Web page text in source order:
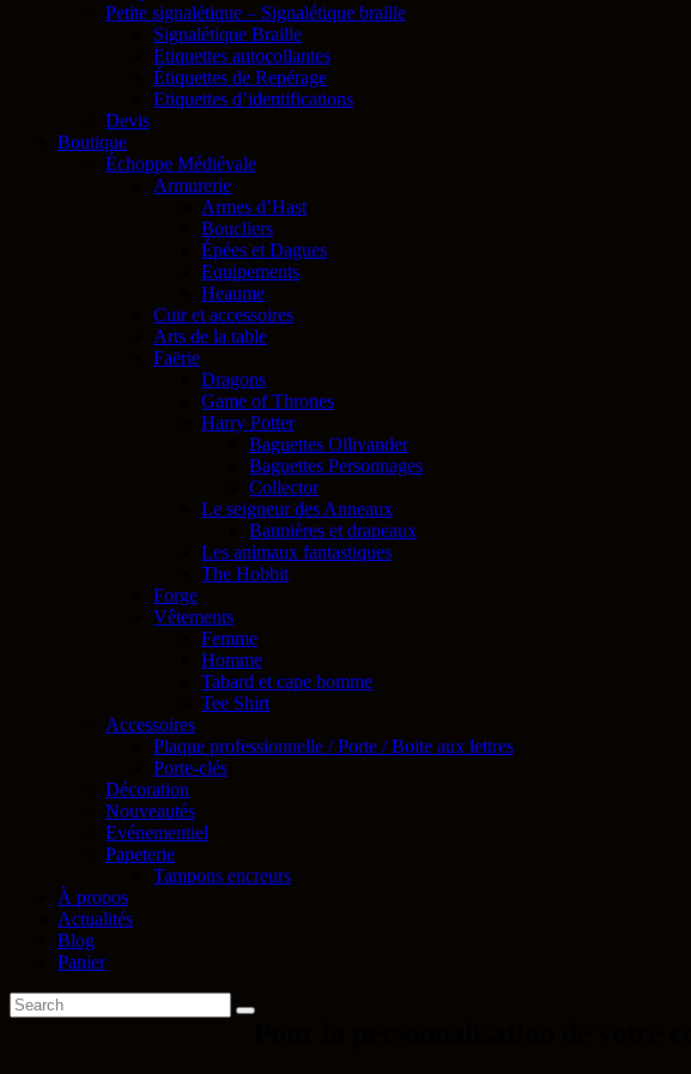
Petite signalétique – Signalétique braille
Signalétique Braille
Etiquettes autocollantes
Étiquettes de Repérage
Etiquettes d’identifications
Devis
Boutique
Échoppe Médiévale
Armurerie
Armes d’Hast
Boucliers
Épées et Dagues
Equipements
Heaume
Cuir et accessoires
Arts de la table
Faërie
Dragons
Game of Thrones
Harry Potter
Baguettes Ollivander
Baguettes Personnages
Collector
Le seigneur des Anneaux
Bannières et drapeaux
Les animaux fantastiques
The Hobbit
Forge
Vêtements
Femme
Homme
Tabard et cape homme
Tee Shirt
Accessoires
Plaque professionnelle / Porte / Boite aux lettres
Porte-clés
Décoration
Nouveautés
Evénementiel
Papeterie
Tampons encreurs
À propos
Actualités
Blog
Panier